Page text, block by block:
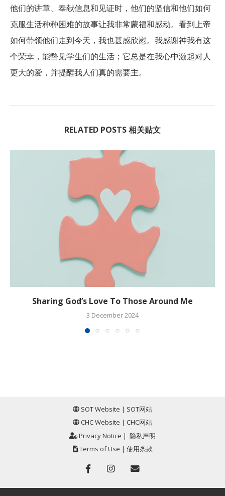
他们的讲章、奉献信息和见证时，他们的坚信和他们如何
克服生活种种困难的故事让我非常蒙福和感动。看到上帝
如何带领他们走到今天，我也甚感欣慰。我感谢神我有这
个荣幸，能瞥见学生们的生活；它总是在我心中激起对人
更大的爱，并提醒我人们真的需要主。
RELATED POSTS 相关贴文
Sharing God’s Love To Those Around Me
3 December 2024
SOT Website | SOT网站
CHC Website | CHC网站
Privacy Notice | 隐私声明
Terms of Use | 使用条款